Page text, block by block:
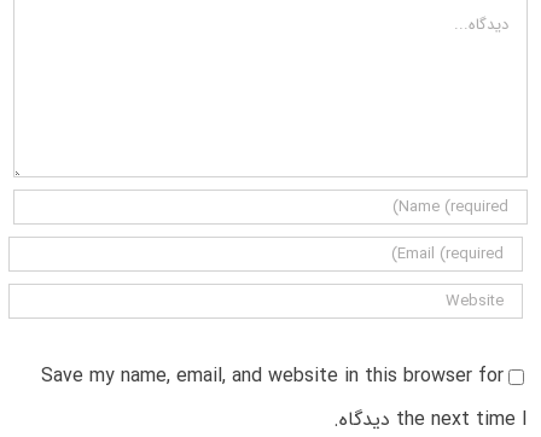
دیدگاه
Save my name, email, and website in this browser for
the next time I دیدگاه.